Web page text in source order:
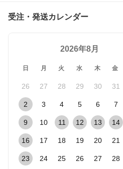
受注・発送カレンダー
2026年8月
日 月 火 水 木 金
26 27 28 29 30 31
2 3 4 5 6 7
9 10 11 12 13 14
16 17 18 19 20 21
23 24 25 26 27 28